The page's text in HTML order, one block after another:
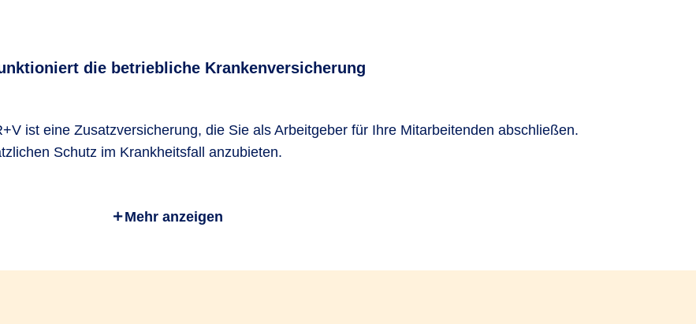
die betriebliche Krankenversicherung
ist eine Zusatzversicherung, die Sie als Arbeitgeber für Ihre Mitarbeitenden abschließen.
Schutz im Krankheitsfall anzubieten.
die Entscheidung über die betriebliche Krankenversicherung (bKV).
und zahlen die Beiträge.
Mehr anzeigen